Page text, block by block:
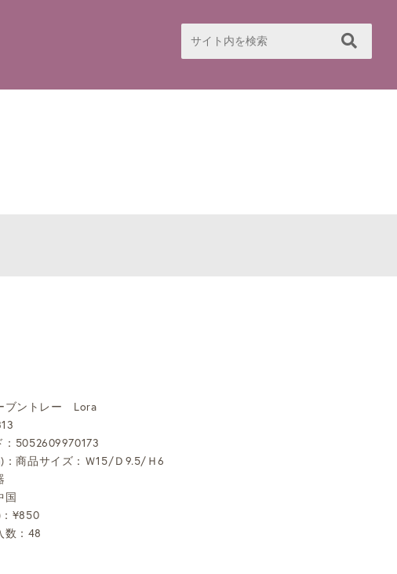
ブントレー Lora
：5052609970173
：商品サイズ：Ｗ15/Ｄ9.5/Ｈ6
国
¥850
数：48